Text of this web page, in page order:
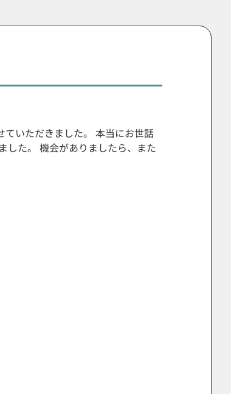
いただきました。 本当にお世話
した。 機会がありましたら、また